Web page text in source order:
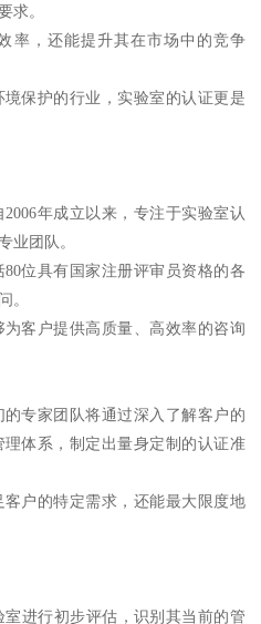
求。
率，还能提升其在市场中的竞争
保护的行业，实验室的认证更是
年成立以来，专注于实验室认
业团队。
位具有国家注册评审员资格的各
。
客户提供高质量、高效率的咨询
专家团队将通过深入了解客户的
体系，制定出量身定制的认证准
户的特定需求，还能最大限度地
进行初步评估，识别其当前的管